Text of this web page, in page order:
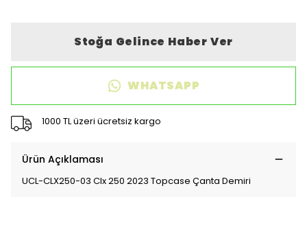
Stoğa Gelince Haber Ver
WHATSAPP
1000 TL üzeri ücretsiz kargo
Ürün Açıklaması
UCL-CLX250-03 Clx 250 2023 Topcase Çanta Demiri